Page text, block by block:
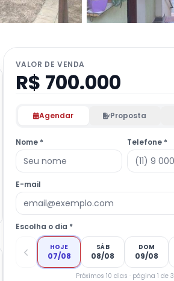
VALOR DE VENDA
R$ 700.000
Agendar Proposta
Nome * Telefone *
E-mail
Escolha o dia *
HOJE
07/08
SÁB
08/08
DOM
09/08
Próximos 10 dias · página 1 de 3